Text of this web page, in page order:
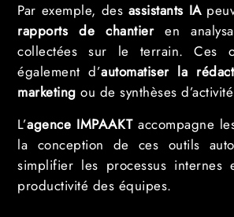
Par exemple, des assistants IA
rapports de chantieren
collectées sur le terrain. Ces
également d’automatiser la
marketing ou de synthèses
L’agence IMPAAKTaccompagne
la conception de ces outils
simplifier les processus internes
productivité des équipes.